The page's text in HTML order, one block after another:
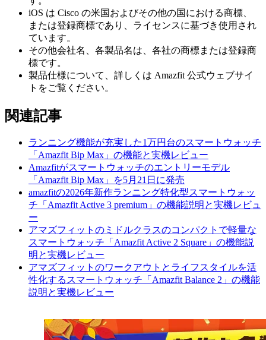
iOS は Cisco の米国およびその他の国における商標、
または登録商標であり、ライセンスに基づき使用され
ています。
その他会社名、各製品名は、各社の商標または登録商
標です。
製品仕様について、詳しくは Amazfit 公式ウェブサイ
トをご覧ください。
関連記事
ランニング機能が充実した1万円台のスマートウォッチ
「Amazfit Bip Max」の機能と実機レビュー
Amazfitがスマートウォッチのエントリーモデル
「Amazfit Bip Max」を5月21日に発売
amazfitの2026年新作ランニング特化型スマートウォッ
チ「Amazfit Active 3 premium」の機能説明と実機レビュ
ー
アマズフィットのミドルクラスのコンパクトで軽量な
スマートウォッチ「Amazfit Active 2 Square」の機能説
明と実機レビュー
アマズフィットのワークアウトとライフスタイルを活
性化するスマートウォッチ「Amazfit Balance 2」の機能
説明と実機レビュー